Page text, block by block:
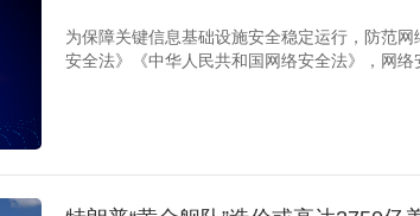
为保障关键信息基础设施安全稳定运行，防范
安全法》《中华人民共和国网络安全法》，网